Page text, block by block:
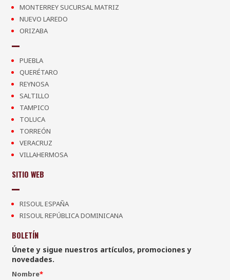
MONTERREY SUCURSAL MATRIZ
NUEVO LAREDO
ORIZABA
PUEBLA
QUERÉTARO
REYNOSA
SALTILLO
TAMPICO
TOLUCA
TORREÓN
VERACRUZ
VILLAHERMOSA
SITIO WEB
RISOUL ESPAÑA
RISOUL REPÚBLICA DOMINICANA
BOLETÍN
Únete y sigue nuestros artículos, promociones y
novedades.
Nombre*